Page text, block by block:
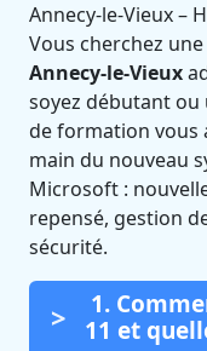
Certifié
Annecy-le-Vieux–
Vous cherchez une
Annecy-le-Vieux
soyez débutant
de formation vous
main du nouveau
Microsoft :
repensé, gestion
sécurité.
1.
11 et